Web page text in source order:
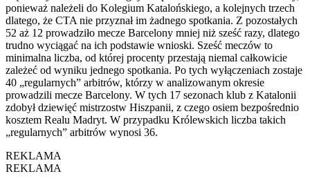
ponieważ należeli do Kolegium Katalońskiego, a kolejnych trzech
dlatego, że CTA nie przyznał im żadnego spotkania. Z pozostałych
52 aż 12 prowadziło mecze Barcelony mniej niż sześć razy, dlatego
trudno wyciągać na ich podstawie wnioski. Sześć meczów to
minimalna liczba, od której procenty przestają niemal całkowicie
zależeć od wyniku jednego spotkania. Po tych wyłączeniach zostaje
40 „regularnych” arbitrów, którzy w analizowanym okresie
prowadzili mecze Barcelony. W tych 17 sezonach klub z Katalonii
zdobył dziewięć mistrzostw Hiszpanii, z czego osiem bezpośrednio
kosztem Realu Madryt. W przypadku Królewskich liczba takich
„regularnych” arbitrów wynosi 36.
REKLAMA
REKLAMA